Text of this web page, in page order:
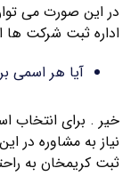
در این صورت می
اداره ثبت شرکت ها
آیا هر اسمی
خیر . برای انتخاب
نیاز به مشاوره در
ثبت کریمخان به